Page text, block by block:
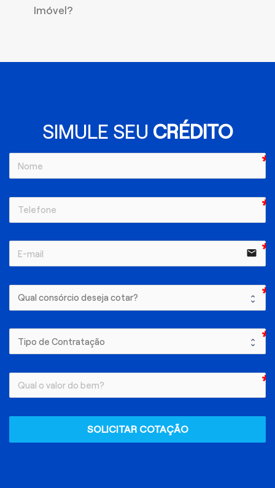
Imóvel?
SIMULE SEU CRÉDITO
email
SOLICITAR COTAÇÃO